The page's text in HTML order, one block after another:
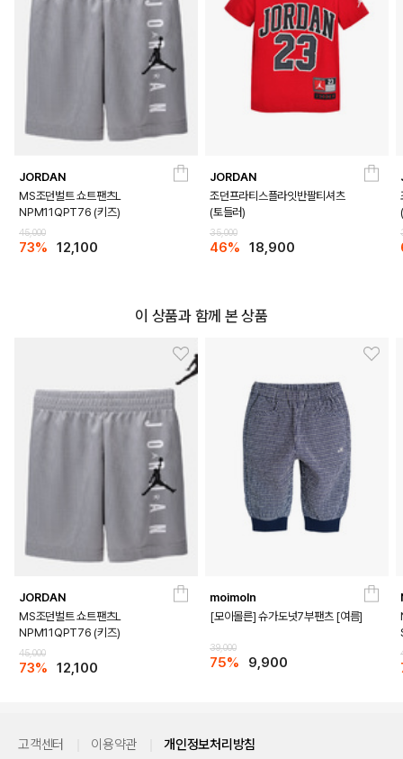
JORDAN
MS조던벌트 쇼트팬츠L
NPM11QPT76 (키즈)
45,000
73% 12,100
JORDAN
조던프라티스플라잇반팔티셔츠
(토들러)
35,000
46% 18,900
이 상품과 함께 본 상품
JORDAN
MS조던벌트 쇼트팬츠L
NPM11QPT76 (키즈)
45,000
73% 12,100
moimoln
[모이몰른] 슈가도넛7부팬츠 [여름]
39,000
75% 9,900
고객센터 이용약관 개인정보처리방침